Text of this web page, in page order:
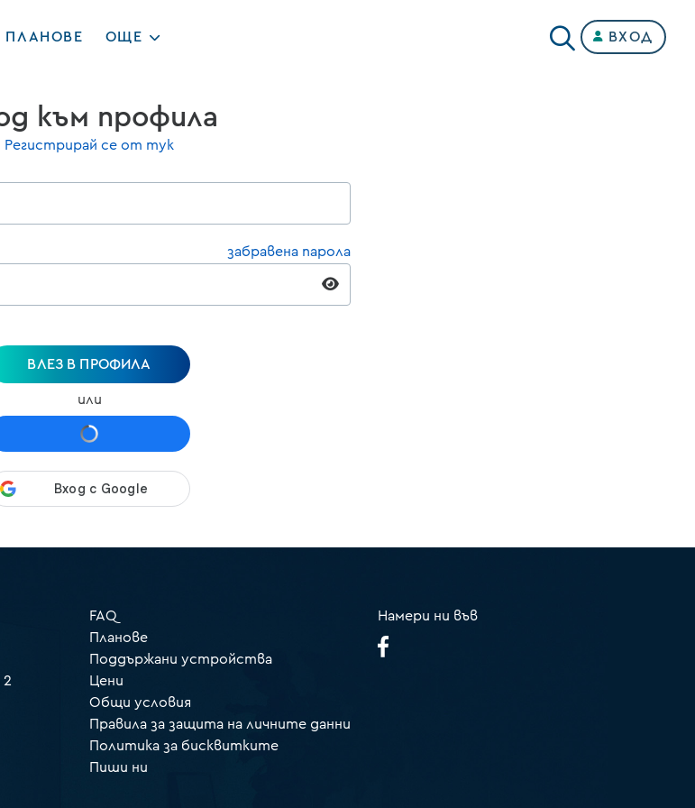
ПЛАНОВЕ ОЩЕ ВХОД
към профила
Регистрирай се от тук
забравена парола
ВЛЕЗ В ПРОФИЛА
или
2
FAQ
Планове
Поддържани устройства
Цени
Общи условия
Правила за защита на личните данни
Политика за бисквитките
Пиши ни
Намери ни във